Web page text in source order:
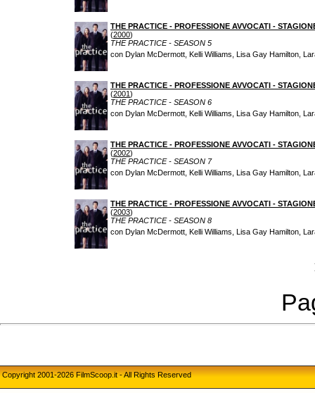
THE PRACTICE - PROFESSIONE AVVOCATI -
(2000)
THE PRACTICE - SEASON 5
con Dylan McDermott, Kelli Williams, Lisa Gay Hamilton,
THE PRACTICE - PROFESSIONE AVVOCATI -
(2001)
THE PRACTICE - SEASON 6
con Dylan McDermott, Kelli Williams, Lisa Gay Hamilton,
THE PRACTICE - PROFESSIONE AVVOCATI -
(2002)
THE PRACTICE - SEASON 7
con Dylan McDermott, Kelli Williams, Lisa Gay Hamilton,
THE PRACTICE - PROFESSIONE AVVOCATI -
(2003)
THE PRACTICE - SEASON 8
con Dylan McDermott, Kelli Williams, Lisa Gay Hamilton,
Copyright 2001-2026 FilmScoop.it - All Rights Reserved